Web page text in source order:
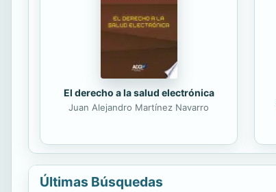
El derecho a la salud electrónica
Juan Alejandro Martínez Navarro
Últimas Búsquedas